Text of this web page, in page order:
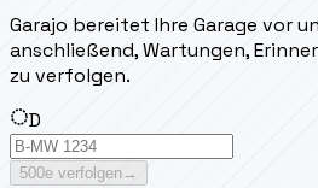
Garajo bereitet Ihre Garage vor
anschließend, Wartungen,
zu verfolgen.
D
500e verfolgen→